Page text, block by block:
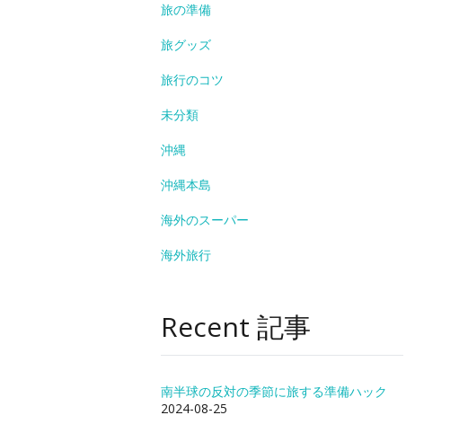
旅の準備
旅グッズ
旅行のコツ
未分類
沖縄
沖縄本島
海外のスーパー
海外旅行
Recent 記事
南半球の反対の季節に旅する準備ハック
2024-08-25